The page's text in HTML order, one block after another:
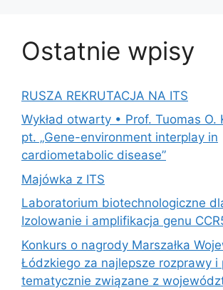
Ostatnie wpisy
RUSZA REKRUTACJA NA ITS
Wykład otwarty • Prof. Tuomas O.
pt. „Gene-environment interplay in
cardiometabolic disease”
Majówka z ITS
Laboratorium biotechnologiczne
Izolowanie i amplifikacja genu
Konkurs o nagrody Marszałka
Łódzkiego za najlepsze rozprawy i
tematycznie związane z